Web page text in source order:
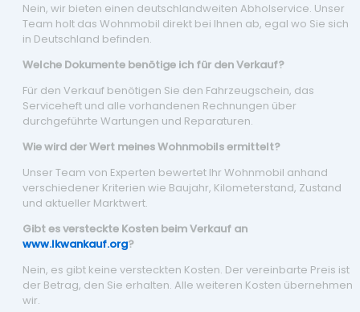
Nein, wir bieten einen deutschlandweiten Abholservice. Unser
Team holt das Wohnmobil direkt bei Ihnen ab, egal wo Sie sich
in Deutschland befinden.
Welche Dokumente benötige ich für den Verkauf?
Für den Verkauf benötigen Sie den Fahrzeugschein, das
Serviceheft und alle vorhandenen Rechnungen über
durchgeführte Wartungen und Reparaturen.
Wie wird der Wert meines Wohnmobils ermittelt?
Unser Team von Experten bewertet Ihr Wohnmobil anhand
verschiedener Kriterien wie Baujahr, Kilometerstand, Zustand
und aktueller Marktwert.
Gibt es versteckte Kosten beim Verkauf an
www.lkwankauf.org?
Nein, es gibt keine versteckten Kosten. Der vereinbarte Preis ist
der Betrag, den Sie erhalten. Alle weiteren Kosten übernehmen
wir.